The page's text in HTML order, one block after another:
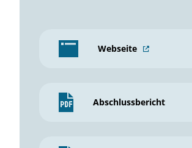
Webseite
Abschlussbericht